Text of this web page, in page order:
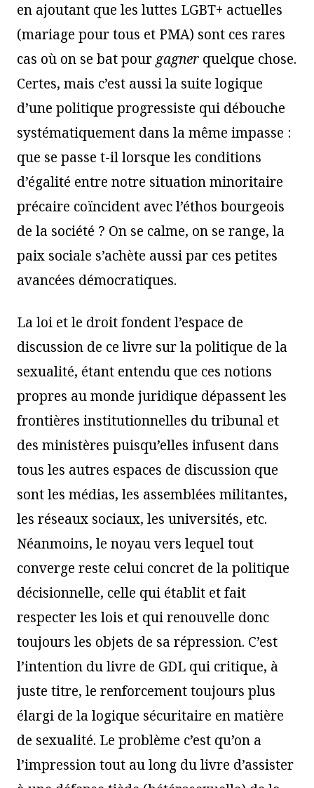
en ajoutant que les luttes LGBT+ actuelles
(mariage pour tous et PMA) sont ces rares
cas où on se bat pour gagner quelque chose.
Certes, mais c’est aussi la suite logique
d’une politique progressiste qui débouche
systématiquement dans la même impasse :
que se passe t-il lorsque les conditions
d’égalité entre notre situation minoritaire
précaire coïncident avec l’éthos bourgeois
de la société ? On se calme, on se range, la
paix sociale s’achète aussi par ces petites
avancées démocratiques.
La loi et le droit fondent l’espace de
discussion de ce livre sur la politique de la
sexualité, étant entendu que ces notions
propres au monde juridique dépassent les
frontières institutionnelles du tribunal et
des ministères puisqu’elles infusent dans
tous les autres espaces de discussion que
sont les médias, les assemblées militantes,
les réseaux sociaux, les universités, etc.
Néanmoins, le noyau vers lequel tout
converge reste celui concret de la politique
décisionnelle, celle qui établit et fait
respecter les lois et qui renouvelle donc
toujours les objets de sa répression. C’est
l’intention du livre de GDL qui critique, à
juste titre, le renforcement toujours plus
élargi de la logique sécuritaire en matière
de sexualité. Le problème c’est qu’on a
l’impression tout au long du livre d’assister